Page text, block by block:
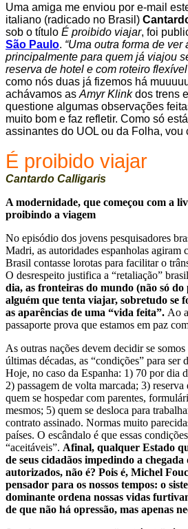
Uma amiga me enviou por e-mail
italiano (radicado no Brasil)
sob o título É proibido viajar, foi
São Paulo. “Uma outra forma de
principalmente para quem já viajou
reserva de hotel e com roteiro
como nós duas já fizemos há
achávamos as Amyr Klinkdos trens
questione algumas observações
muito bom e faz refletir. Como só
assinantes do UOL ou da Folha, vou
É proibido viajar
Cantardo Calligaris
A modernidade, que começou com a
proibindo a viagem
No episódio dos jovens pesquisadores
Madri, as autoridades espanholas agiram
Brasil contasse lorotas para facilitar o
O desrespeito justifica a “retaliação”
dia, as fronteiras do mundo (não só
alguém que tenta viajar, sobretudo se
as aparências de uma “vida feita”. Ao
passaporte prova que estamos em paz
As outras nações devem decidir se
últimas décadas, as “condições” para ser
Hoje, no caso da Espanha: 1) 70 por dia
2) passagem de volta marcada; 3)
quem se hospedar com parentes,
mesmos; 5) quem se desloca para
contrato assinado. Normas muito
países. O escândalo é que essas
“aceitáveis”. Afinal, qualquer Estado
de seus cidadãos impedindo a
autorizados, não é? Pois é, Michel
pensador para os nossos tempos: o
dominante ordena nossas vidas
de que não há opressão, mas apenas